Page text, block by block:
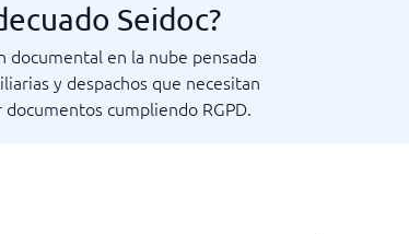
Seidoc?
documental en la nube pensada
y despachos que necesitan
cumpliendo RGPD.